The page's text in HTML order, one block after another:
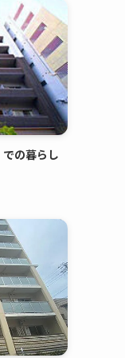
の暮らし